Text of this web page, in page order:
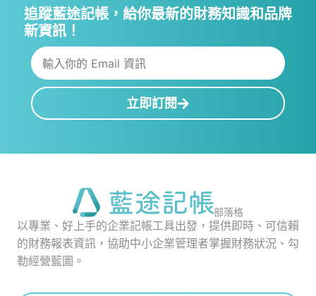
追蹤藍途記帳，給你最新的財務知識和品牌
新資訊！
立即訂閱
部落格
以專業、好上手的企業記帳工具出發，提供即時、可信賴
的財務報表資訊，協助中小企業管理者掌握財務狀況、勾
勒經營藍圖。